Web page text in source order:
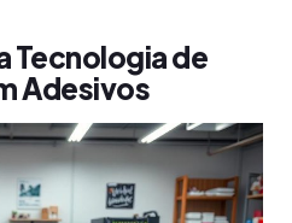
Tecnologia de
Adesivos